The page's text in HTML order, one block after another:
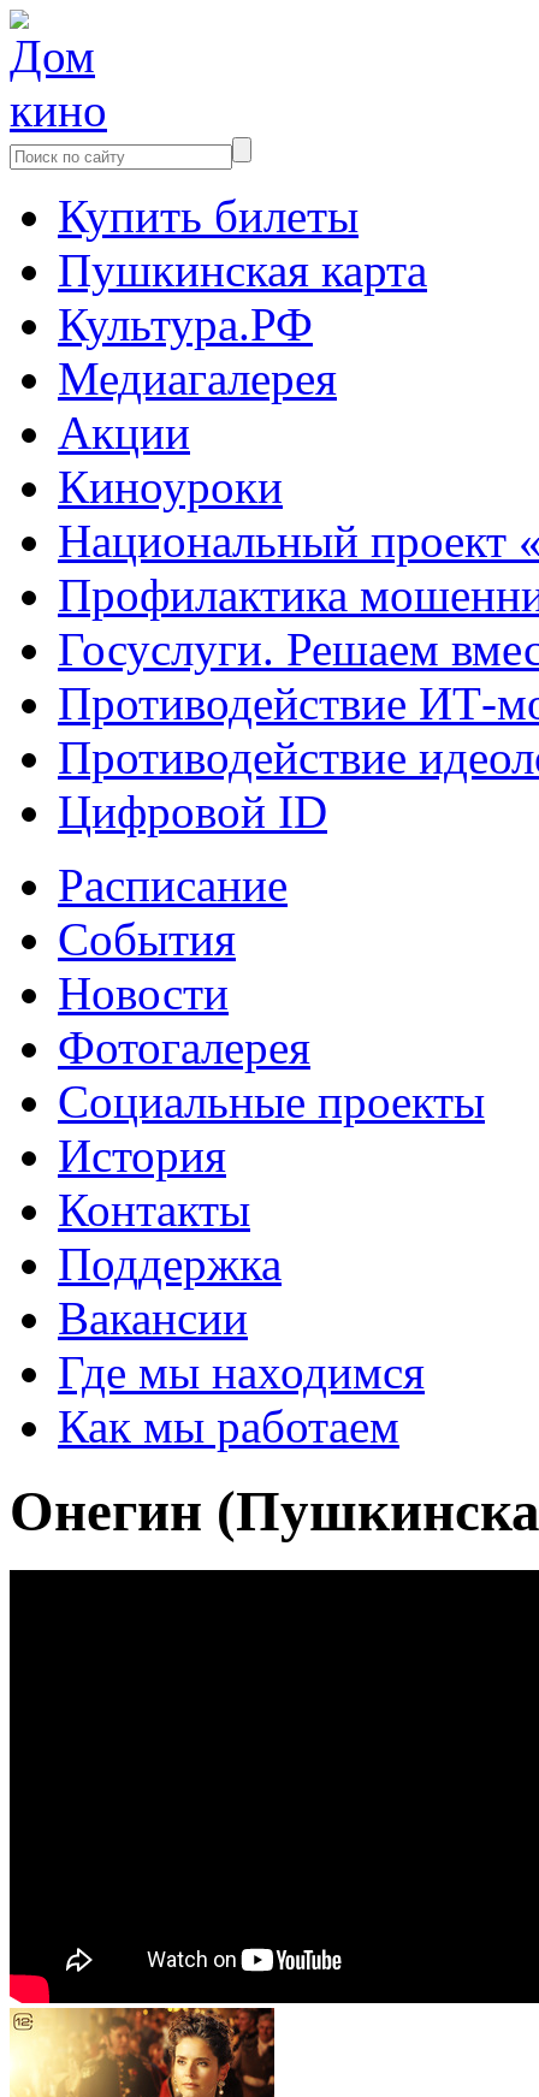
Купить билеты
Пушкинская карта
Культура.РФ
Медиагалерея
Акции
Киноуроки
Национальный проект
Профилактика
Госуслуги. Решаем
Противодействие ИТ-
Противодействие
Цифровой ID
Расписание
События
Новости
Фотогалерея
Социальные проекты
История
Контакты
Поддержка
Вакансии
Где мы находимся
Как мы работаем
Онегин